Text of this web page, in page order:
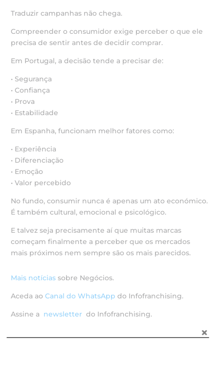
Traduzir campanhas não chega.
Compreender o consumidor exige perceber o que ele
precisa de sentir antes de decidir comprar.
Em Portugal, a decisão tende a precisar de:
• Segurança
• Confiança
• Prova
• Estabilidade
Em Espanha, funcionam melhor fatores como:
• Experiência
• Diferenciação
• Emoção
• Valor percebido
No fundo, consumir nunca é apenas um ato económico.
É também cultural, emocional e psicológico.
E talvez seja precisamente aí que muitas marcas
começam finalmente a perceber que os mercados
mais próximos nem sempre são os mais parecidos.
Mais notícias sobre Negócios.
Aceda aoCanal do WhatsApp do Infofranchising.
Assine a newsletter do Infofranchising.